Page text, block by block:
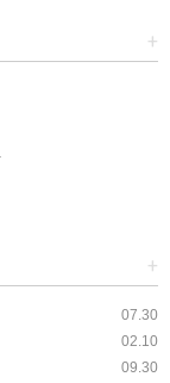
+
+
07.30
02.10
09.30